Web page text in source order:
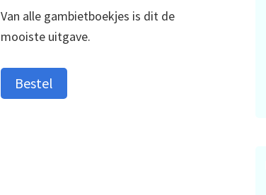
Van alle gambietboekjes is dit de
mooiste uitgave.
Bestel